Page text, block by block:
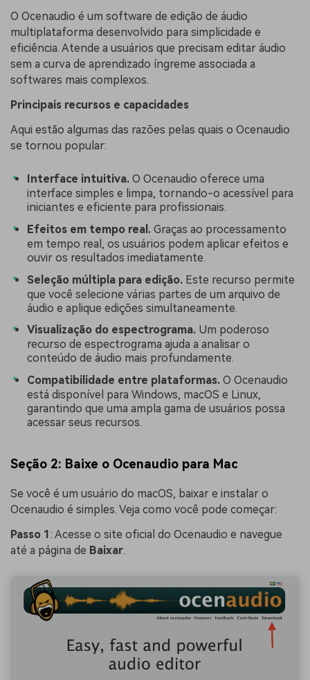
O Ocenaudio é um software de edição de áudio
multiplataforma desenvolvido para simplicidade e
eficiência. Atende a usuários que precisam editar áudio
sem a curva de aprendizado íngreme associada a
softwares mais complexos.
Principais recursos e capacidades
Aqui estão algumas das razões pelas quais o Ocenaudio
se tornou popular:
Interface intuitiva. O Ocenaudio oferece uma
interface simples e limpa, tornando-o acessível para
iniciantes e eficiente para profissionais.
Efeitos em tempo real. Graças ao processamento
em tempo real, os usuários podem aplicar efeitos e
ouvir os resultados imediatamente.
Seleção múltipla para edição. Este recurso permite
que você selecione várias partes de um arquivo de
áudio e aplique edições simultaneamente.
Visualização do espectrograma. Um poderoso
recurso de espectrograma ajuda a analisar o
conteúdo de áudio mais profundamente.
Compatibilidade entre plataformas. O Ocenaudio
está disponível para Windows, macOS e Linux,
garantindo que uma ampla gama de usuários possa
acessar seus recursos.
Seção 2: Baixe o Ocenaudio para Mac
Se você é um usuário do macOS, baixar e instalar o
Ocenaudio é simples. Veja como você pode começar:
Passo 1 : Acesse o site oficial do Ocenaudio e navegue
até a página de Baixar.